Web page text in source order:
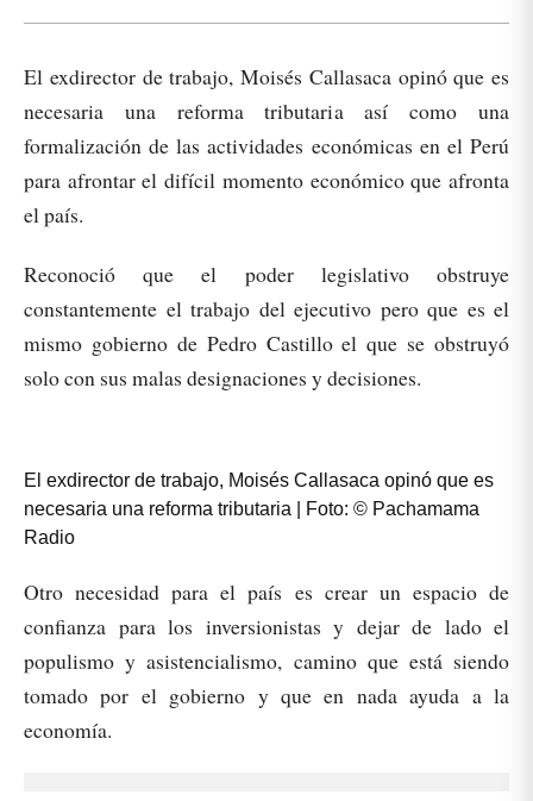
El exdirector de trabajo, Moisés Callasaca opinó que es
necesaria una reforma tributaria así como una
formalización de las actividades económicas en el Perú
para afrontar el difícil momento económico que afronta
el país.
Reconoció que el poder legislativo obstruye
constantemente el trabajo del ejecutivo pero que es el
mismo gobierno de Pedro Castillo el que se obstruyó
solo con sus malas designaciones y decisiones.
El exdirector de trabajo, Moisés Callasaca opinó que es
necesaria una reforma tributaria | Foto: © Pachamama
Radio
Otro necesidad para el país es crear un espacio de
confianza para los inversionistas y dejar de lado el
populismo y asistencialismo, camino que está siendo
tomado por el gobierno y que en nada ayuda a la
economía.